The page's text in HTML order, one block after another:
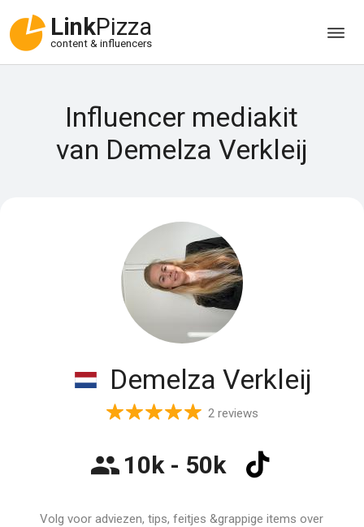
LinkPizza
content & influencers
Influencer mediakit
van Demelza Verkleij
Demelza Verkleij
2 reviews
10k - 50k
Volg voor adviezen, tips, feitjes &grappige items over